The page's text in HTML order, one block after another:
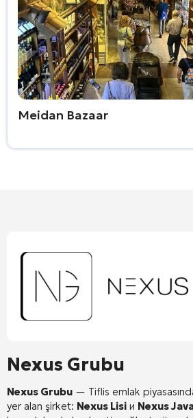
Meidan Bazaar
Nexus Grubu
Nexus Grubu — Tiflis emlak
yer alan şirket: Nexus Lisi и Nexus